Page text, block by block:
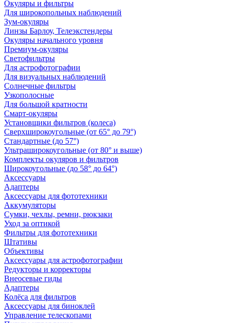
Окуляры и фильтры
Для широкопольных наблюдений
Зум-окуляры
Линзы Барлоу, Телеэкстендеры
Окуляры начального уровня
Премиум-окуляры
Светофильтры
Для астрофотографии
Для визуальных наблюдений
Солнечные фильтры
Узкополосные
Для большой кратности
Смарт-окуляры
Установщики фильтров (колеса)
Сверхширокоугольные (от 65° до 79°)
Стандартные (до 57°)
Ультраширокоугольные (от 80° и выше)
Комплекты окуляров и фильтров
Широкоугольные (до 58° до 64°)
Аксессуары
Адаптеры
Аксессуары для фототехники
Аккумуляторы
Сумки, чехлы, ремни, рюкзаки
Уход за оптикой
Фильтры для фототехники
Штативы
Объективы
Аксессуары для астрофотографии
Редукторы и корректоры
Внеосевые гиды
Адаптеры
Колёса для фильтров
Аксессуары для биноклей
Управление телескопами